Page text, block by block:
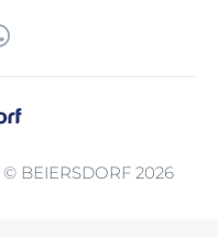
© BEIERSDORF 2026